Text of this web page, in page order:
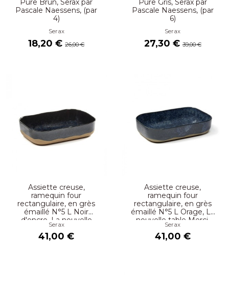
Pure Brun, Serax par
Pascale Naessens, (par
4)
Serax
18,20 €26,00 €
Pure Gris, Serax par
Pascale Naessens, (par
6)
Serax
27,30 €39,00 €
Assiette creuse,
ramequin four
rectangulaire, en grès
émaillé N°5 L Noir
d'encre, La nouvelle
table Merci, Serax
Serax
41,00 €
Assiette creuse,
ramequin four
rectangulaire, en grès
émaillé N°5 L Orage, La
nouvelle table Merci,
Serax
Serax
41,00 €